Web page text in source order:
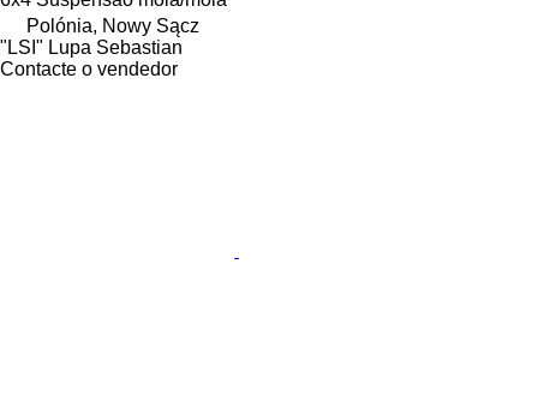
Polónia, Nowy Sącz
"LSI" Lupa Sebastian
Contacte o vendedor